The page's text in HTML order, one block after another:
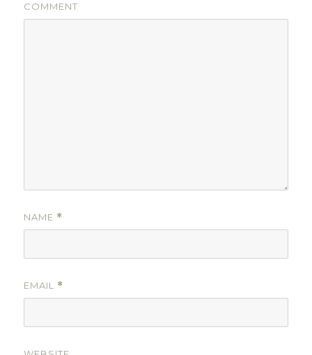
COMMENT
NAME *
EMAIL *